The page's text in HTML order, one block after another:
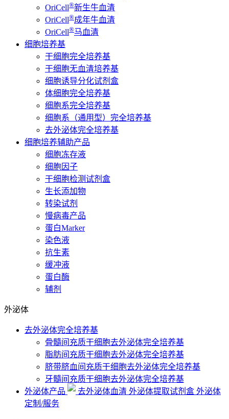
OriCell®新生牛血清
OriCell®成年牛血清
OriCell®马血清
细胞培养基
干细胞完全培养基
干细胞无血清培养基
细胞诱导分化试剂盒
体细胞完全培养基
细胞系完全培养基
细胞系（通用型）完全培养基
去外泌体完全培养基
细胞培养辅助产品
细胞冻存液
细胞因子
干细胞检测试剂盒
生长添加物
转染试剂
慢病毒产品
蛋白Marker
染色液
抗生素
缓冲液
蛋白酶
辅剂
外泌体
去外泌体完全培养基
骨髓间充质干细胞去外泌体完全培养基
脂肪间充质干细胞去外泌体完全培养基
脐带脐血间充质干细胞去外泌体完全培养基
牙髓间充质干细胞去外泌体完全培养基
外泌体产品
去外泌体血清 外泌体提取试剂盒 外泌体
定制/服务